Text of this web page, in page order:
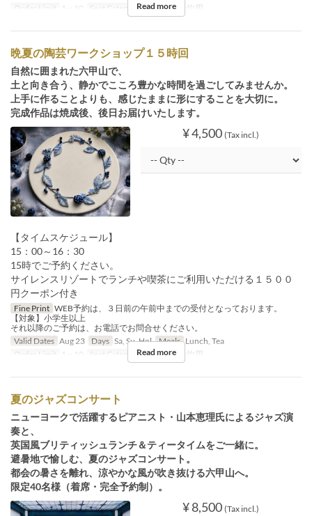
Order Limit
1 ~ 10 Seat Category イベント予約用
Read more
晩夏の陶芸ワークショップ１５時回
自然に囲まれた六甲山で、
土と向き合う、静かでこころ豊かな時間を過ごしてみませんか。
上手に作ることよりも、感じたままに形にすることを大切に。
完成作品は焼成後、後日お届けいたします。
¥ 4,500 (Tax incl.)
【タイムスケジュール】
15：00～16：30
15時でご予約ください。
サイレンスリゾートでランチや喫茶にご利用いただける１５００
円クーポン付き
Fine Print WEB予約は、３日前の午前中までの受付となっております。
【対象】小学生以上
それ以降のご予約は、お電話でお問合せください。
Valid Dates Aug 23 Days Sa, Su, Hol Meals Lunch, Tea
Order Limit
1 ~ 10 Seat Category イベント予約用
Read more
夏のジャズコンサート
ニューヨークで活躍するピアニスト・山本恵理氏によるジャズ演
奏と、
英国風ブリティッシュランチ＆ティータイムをご一緒に。
避暑地で愉しむ、夏のジャズコンサート。
都会の暑さを離れ、涼やかな風が吹き抜ける六甲山へ。
限定40名様（着席・完全予約制）。
¥ 8,500 (Tax incl.)